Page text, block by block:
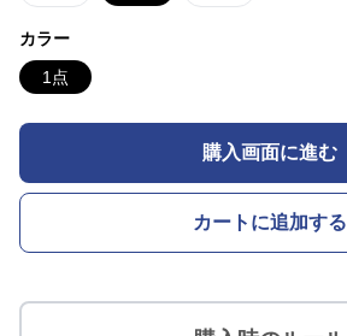
カラー
1点
購入画面に進む
カートに追加する